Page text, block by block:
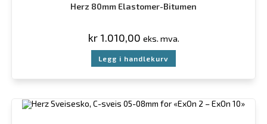
Herz 80mm Elastomer-Bitumen
kr1.010,00 eks. mva.
Legg i handlekurv